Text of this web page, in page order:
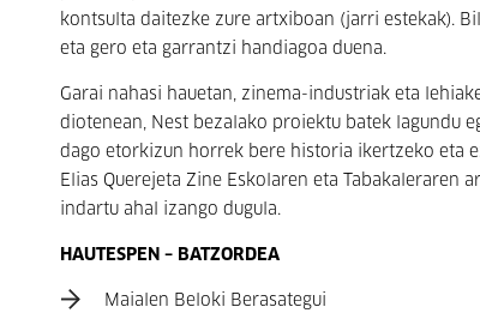
kontsulta daitezke zure artxiboan (jarri estekak).
eta gero eta garrantzi handiagoa duena.
Garai nahasi hauetan, zinema-industriak eta
diotenean, Nest bezalako proiektu batek lagundu
dago etorkizun horrek bere historia ikertzeko eta
Elias Querejeta Zine Eskolaren eta
indartu ahal izango dugula.
HAUTESPEN – BATZORDEA
Maialen Beloki Berasategui